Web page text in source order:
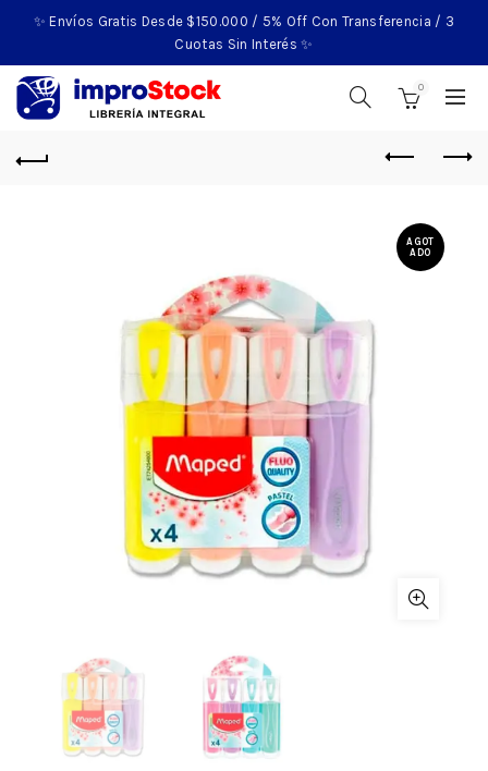
✨ Envíos Gratis Desde $150.000 / 5% Off Con Transferencia / 3
Cuotas Sin Interés ✨
0
AGOT
ADO